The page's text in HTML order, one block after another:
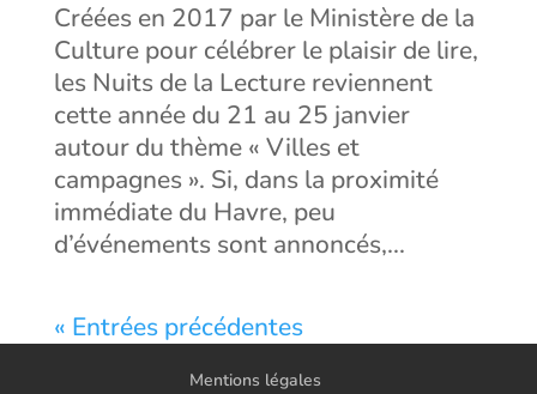
Créées en 2017 par le Ministère de la
Culture pour célébrer le plaisir de lire,
les Nuits de la Lecture reviennent
cette année du 21 au 25 janvier
autour du thème « Villes et
campagnes ». Si, dans la proximité
immédiate du Havre, peu
d’événements sont annoncés,...
« Entrées précédentes
Mentions légales